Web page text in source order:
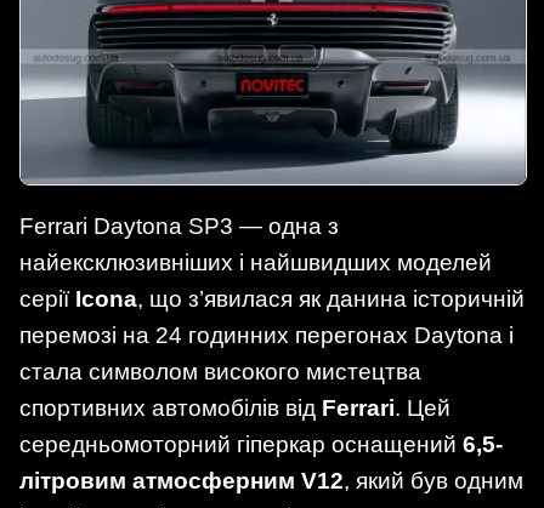
Ferrari Daytona SP3 — одна з
найексклюзивніших і найшвидших моделей
серії Icona, що з’явилася як данина історичній
перемозі на 24 годинних перегонах Daytona і
стала символом високого мистецтва
спортивних автомобілів від Ferrari. Цей
середньомоторний гіперкар оснащений 6,5-
літровим атмосферним V12, який був одним